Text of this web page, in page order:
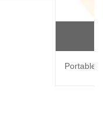
Portable